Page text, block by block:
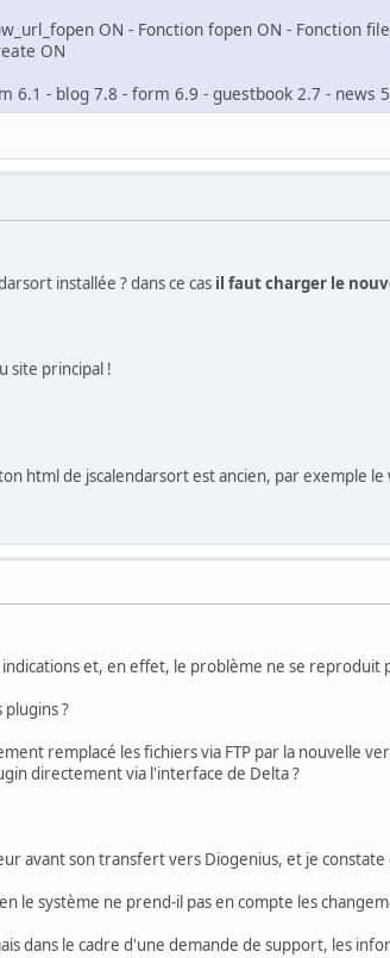
ON - Fonction fopen ON - Fonction
ON
6.1 - blog 7.8 - form 6.9 - guestbook 2.7 -
installée ? dans ce cas il faut charger le
site principal !
html de jscalendarsort est ancien, par exemple
et, en effet, le problème ne se reproduit
?
remplacé les fichiers via FTP par la nouvelle
directement via l'interface de Delta ?
avant son transfert vers Diogenius, et je constate
le système ne prend-il pas en compte les
dans le cadre d'une demande de support, les